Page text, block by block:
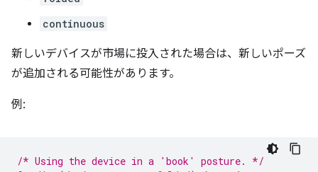
continuous
新しいデバイスが市場に投入された場合は、新しいポーズ
が追加される可能性があります。
例:
/* Using the device in a 'book' posture. */